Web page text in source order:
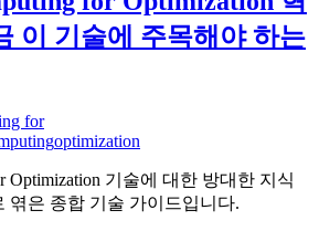
이 기술에 주목해야 하는
for
optimization
Optimization 기술에 대한 방대한 지식
엮은 종합 기술 가이드입니다.